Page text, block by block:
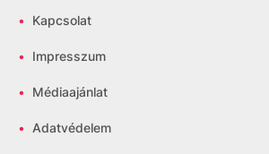
• Kapcsolat
• Impresszum
• Médiaajánlat
• Adatvédelem